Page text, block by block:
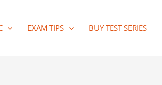
EXAM TIPS BUY TEST SERIES